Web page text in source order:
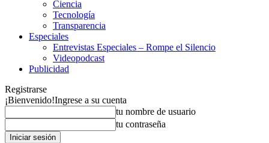
Ciencia
Tecnología
Transparencia
Especiales
Entrevistas Especiales – Rompe el Silencio
Videopodcast
Publicidad
Registrarse
¡Bienvenido!Ingrese a su cuenta
tu nombre de usuario
tu contraseña